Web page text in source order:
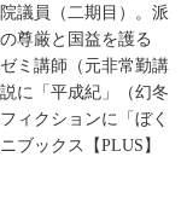
議員（二期目）。派
尊厳と国益を護る
ミ講師（元非常勤講
に「平成紀」（幻冬
ィクションに「ぼく
ブックス【PLUS】